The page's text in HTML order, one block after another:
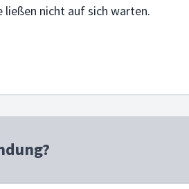
ließen nicht auf sich warten.